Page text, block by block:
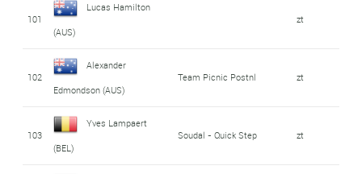
101
Lucas Hamilton
(AUS)
zt
102
Alexander
Edmondson (AUS)
Team Picnic Postnl zt
103
Yves Lampaert
(BEL)
Soudal - Quick Step zt